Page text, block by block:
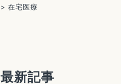
> 在宅医療
最新記事